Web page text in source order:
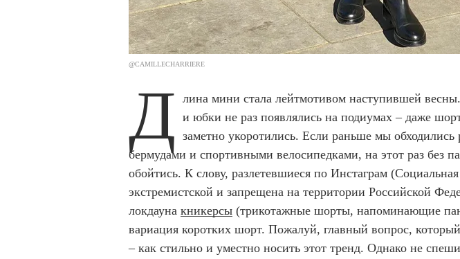
@CAMILLECHARRIERE
Д лина мини стала лейтмотивом наступившей весны.
и юбки не раз появлялись на подиумах – даже
заметно укоротились. Если раньше мы обходились
бермудами и спортивными велосипедками, на этот раз без
обойтись. К слову, разлетевшиеся по Инстаграм
экстремистской и запрещена на территории Российской
локдауна кникерсы (трикотажные шорты, напоминающие
вариация коротких шорт. Пожалуй, главный вопрос,
– как стильно и уместно носить этот тренд. Однако не